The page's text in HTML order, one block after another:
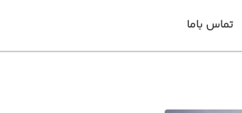
تماس باما